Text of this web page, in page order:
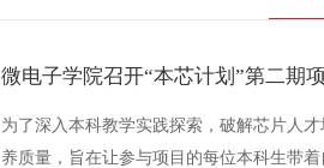
微电子学院召开“本芯计划”第二期
为了深入本科教学实践探索，破解芯片人
养质量，旨在让参与项目的每位本科生带